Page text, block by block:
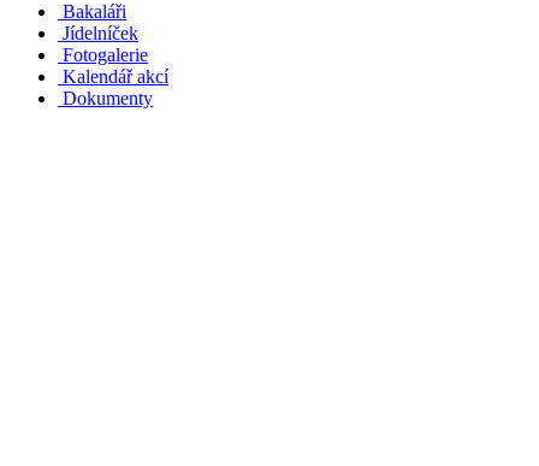
Bakaláři
Jídelníček
Fotogalerie
Kalendář akcí
Dokumenty